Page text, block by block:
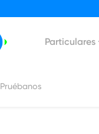
Particulares
Pruébanos